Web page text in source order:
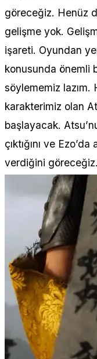
göreceğiz. Henüz
gelişme yok.
işareti. Oyundan
konusunda önemli
söylememiz lazım.
karakterimiz olan
başlayacak.
çıktığını ve
verdiğini göreceğiz.